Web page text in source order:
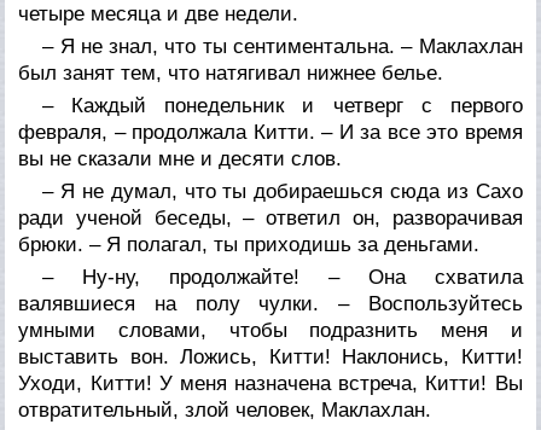
четыре месяца и две недели.
– Я не знал, что ты сентиментальна. – Маклахлан
был занят тем, что натягивал нижнее белье.
– Каждый понедельник и четверг с первого
февраля, – продолжала Китти. – И за все это время
вы не сказали мне и десяти слов.
– Я не думал, что ты добираешься сюда из Сахо
ради ученой беседы, – ответил он, разворачивая
брюки. – Я полагал, ты приходишь за деньгами.
– Ну-ну, продолжайте! – Она схватила
валявшиеся на полу чулки. – Воспользуйтесь
умными словами, чтобы подразнить меня и
выставить вон. Ложись, Китти! Наклонись, Китти!
Уходи, Китти! У меня назначена встреча, Китти! Вы
отвратительный, злой человек, Маклахлан.